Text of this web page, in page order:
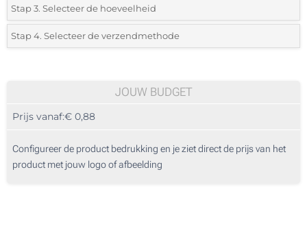
*Selecteer de bedrukking en kleuren van het logo:
1 Kleur (Op het houten detail)
3 Kleuren (Op het houten detail)
Doming (Op het houten detail)
Stap 3. Selecteer de hoeveelheid
*Selecteer uit de lijst of voeg het gewenste aantal in
50
250
Stap 4. Selecteer de verzendmethode
JOUW BUDGET
Prijs vanaf:€ 0,88
Configureer de product bedrukking en je ziet direct de prijs van het
product met jouw logo of afbeelding